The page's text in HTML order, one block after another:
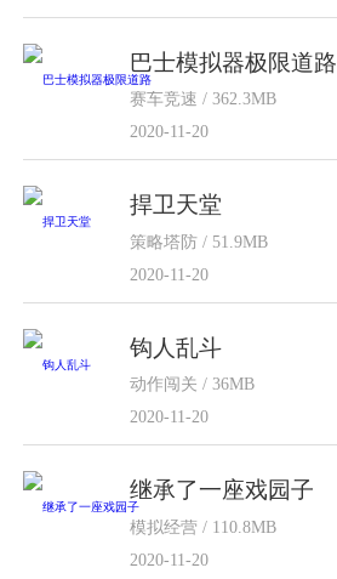
巴士模拟器极限道路
赛车竞速 / 362.3MB
2020-11-20
捍卫天堂
策略塔防 / 51.9MB
2020-11-20
钩人乱斗
动作闯关 / 36MB
2020-11-20
继承了一座戏园子
模拟经营 / 110.8MB
2020-11-20